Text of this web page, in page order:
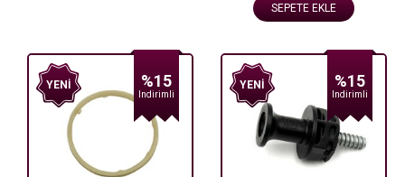
SEPETE EKLE
%15
Indirimli
YENI %15
Indirimli
YENI